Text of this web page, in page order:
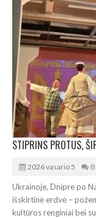
2026 vasario 5
Ukrainoje, Dnipre po
išskirtinė erdvė –
kultūros renginiai bei